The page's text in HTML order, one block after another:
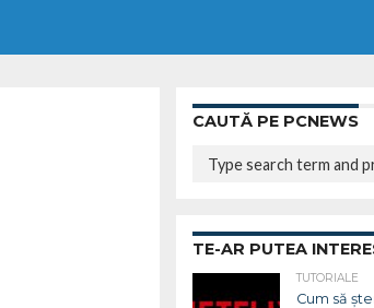
CAUTĂ PE PCNEWS
TE-AR PUTEA
TUTORIALE
Cum să